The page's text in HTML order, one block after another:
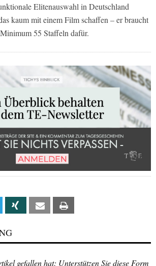
Elitenauswahl in Deutschland
kaum mit einem Film schaffen – er braucht
55 Staffeln dafür.
Linkedin Xing Email
gefallen hat: Unterstützen Sie diese Form